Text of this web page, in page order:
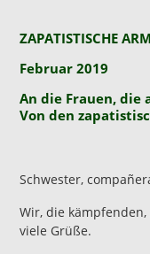
ZAPATISTISCHE
Februar 2019
An die Frauen, die
Von den
Schwester,
Wir, die
viele Grüße.